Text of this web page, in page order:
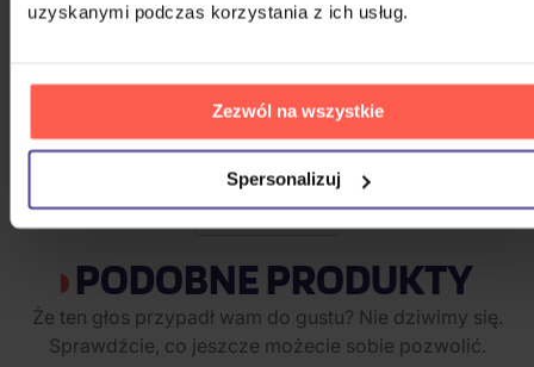
uzyskanymi podczas korzystania z ich usług.
Zezwól na wszystkie
Spersonalizuj
DVD
Na magazynie 16,80 zł
POKAŻ WSZYSTKIE
PODOBNE PRODUKTY
Że ten głos przypadł wam do gustu? Nie dziwimy się.
Sprawdźcie, co jeszcze możecie sobie pozwolić.